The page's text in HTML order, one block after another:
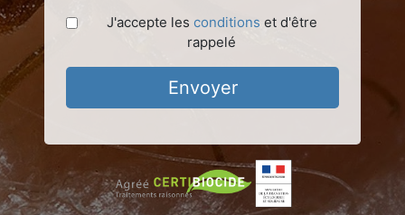
J'accepte les conditions et d'être
rappelé
Envoyer